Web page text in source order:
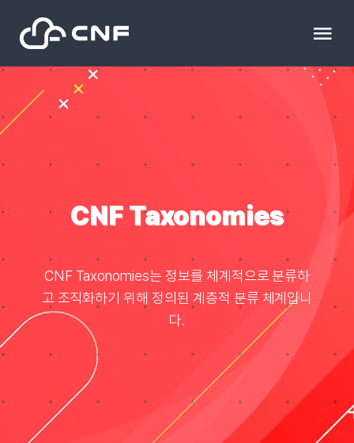
content
HOME
Resource
블로그
Taxonomies
CNF Taxonomies
CNF Taxonomies는 정보를 체계적으로 분류하
고 조직화하기 위해 정의된 계층적 분류 체계입니
다.